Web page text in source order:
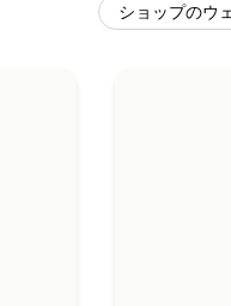
ショップのウ